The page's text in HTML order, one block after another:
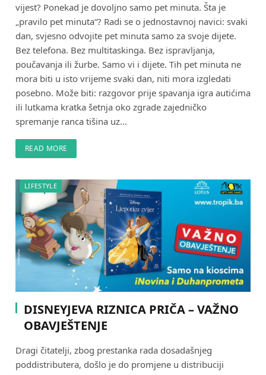
vijest? Ponekad je dovoljno samo pet minuta. Šta je
„pravilo pet minuta“? Radi se o jednostavnoj navici: svaki
dan, svjesno odvojite pet minuta samo za svoje dijete.
Bez telefona. Bez multitaskinga. Bez ispravljanja,
poučavanja ili žurbe. Samo vi i dijete. Tih pet minuta ne
mora biti u isto vrijeme svaki dan, niti mora izgledati
posebno. Može biti: razgovor prije spavanja igra autićima
ili lutkama kratka šetnja oko zgrade zajedničko
spremanje ranca tišina uz…
READ MORE
LIFESTYLE
DISNEYJEVA RIZNICA PRIČA – VAŽNO
OBAVJEŠTENJE
Dragi čitatelji, zbog prestanka rada dosadašnjeg
poddistributera, došlo je do promjene u distribuciji